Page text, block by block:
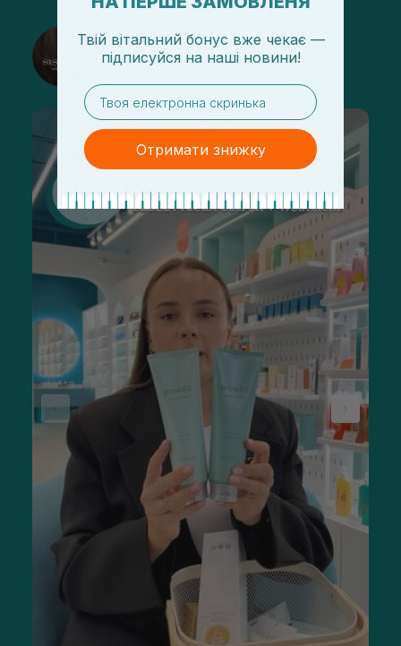
@sisters_stelmakh в Instagram
Твій вітальний бонус вже чекає —
підписуйся на наші новини!
email
Отримати знижку